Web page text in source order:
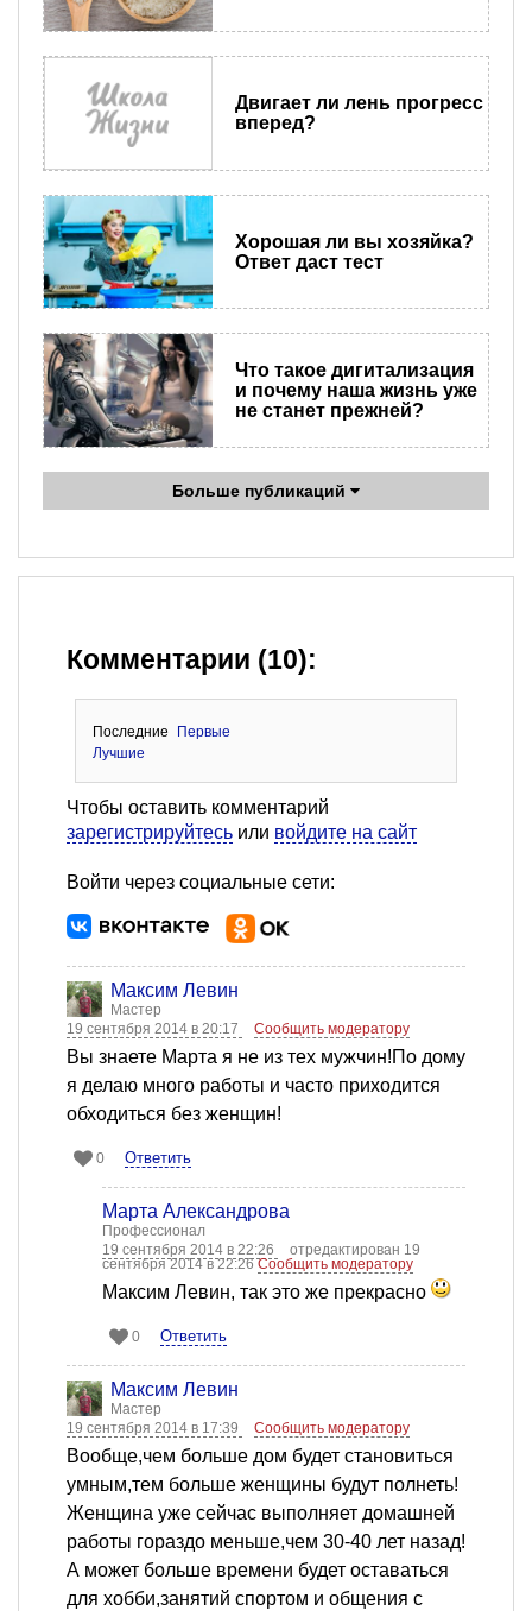
Двигает ли лень прогресс
вперед?
Хорошая ли вы хозяйка?
Ответ даст тест
Что такое дигитализация
и почему наша жизнь уже
не станет прежней?
Больше публикаций
Комментарии (10):
Последние
Первые
Лучшие
Чтобы оставить комментарий
зарегистрируйтесь или войдите на сайт
Войти через социальные сети:
Максим Левин
Мастер
19 сентября 2014 в 20:17
Сообщить модератору
Вы знаете Марта я не из тех мужчин!По дому
я делаю много работы и часто приходится
обходиться без женщин!
0 Ответить
Марта Александрова
Профессионал
19 сентября 2014 в 22:26
отредактирован 19
сентября 2014 в 22:26Сообщить модератору
Максим Левин, так это же прекрасно
0 Ответить
Максим Левин
Мастер
19 сентября 2014 в 17:39
Сообщить модератору
Вообще,чем больше дом будет становиться
умным,тем больше женщины будут полнеть!
Женщина уже сейчас выполняет домашней
работы гораздо меньше,чем 30-40 лет назад!
А может больше времени будет оставаться
для хобби,занятий спортом и общения с